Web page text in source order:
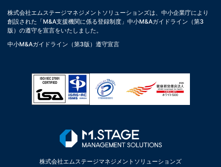
株式会社エムステージマネジメントソリューションズは、中小企業庁により
創設された「M&A支援機関に係る登録制度」中小M&Aガイドライン（第3
版）の遵守を宣言をいたしました。
中小M&Aガイドライン（第3版）遵守宣言
株式会社エムステージマネジメントソリューションズ